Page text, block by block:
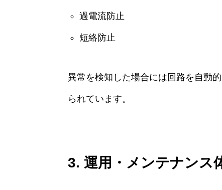
過電流防止
短絡防止
異常を検知した場合には回路を自動
られています。
3. 運用・メンテナンス